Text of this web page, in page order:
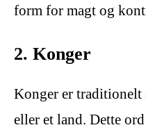
form for magt og
2. Konger
Konger er traditionelt
eller et land. Dette